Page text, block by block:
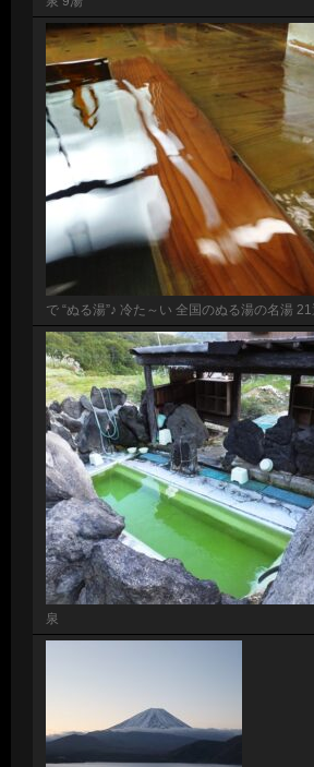
で “ぬる湯”♪ 冷た～い 全国のぬる湯の名湯
泉